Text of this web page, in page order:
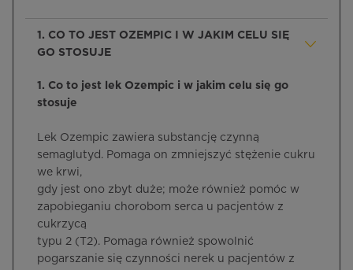
1. CO TO JEST OZEMPIC I W JAKIM CELU SIĘ
GO STOSUJE
1. Co to jest lek Ozempic i w jakim celu się go
stosuje
Lek Ozempic zawiera substancję czynną
semaglutyd. Pomaga on zmniejszyć stężenie cukru
we krwi,
gdy jest ono zbyt duże; może również pomóc w
zapobieganiu chorobom serca u pacjentów z
cukrzycą
typu 2 (T2). Pomaga również spowolnić
pogarszanie się czynności nerek u pacjentów z